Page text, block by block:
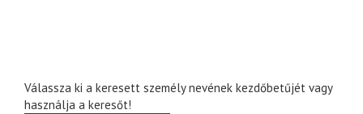
Válassza ki a keresett személy nevének kezdőbetűjét vagy
használja a keresőt!